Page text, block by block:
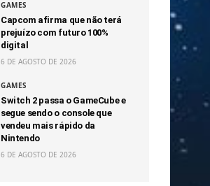
GAMES
Capcom afirma que não terá
prejuízo com futuro 100%
digital
6 DE AGOSTO DE 2026
GAMES
Switch 2 passa o GameCube e
segue sendo o console que
vendeu mais rápido da
Nintendo
6 DE AGOSTO DE 2026